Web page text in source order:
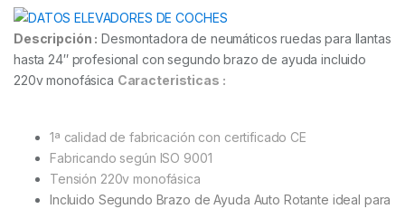
Descripción : Desmontadora de neumáticos ruedas para llantas
hasta 24″ profesional con segundo brazo de ayuda incluido
220v monofásica Caracteristicas :
1ª calidad de fabricación con certificado CE
Fabricando según ISO 9001
Tensión 220v monofásica
Incluido Segundo Brazo de Ayuda Auto Rotante ideal para